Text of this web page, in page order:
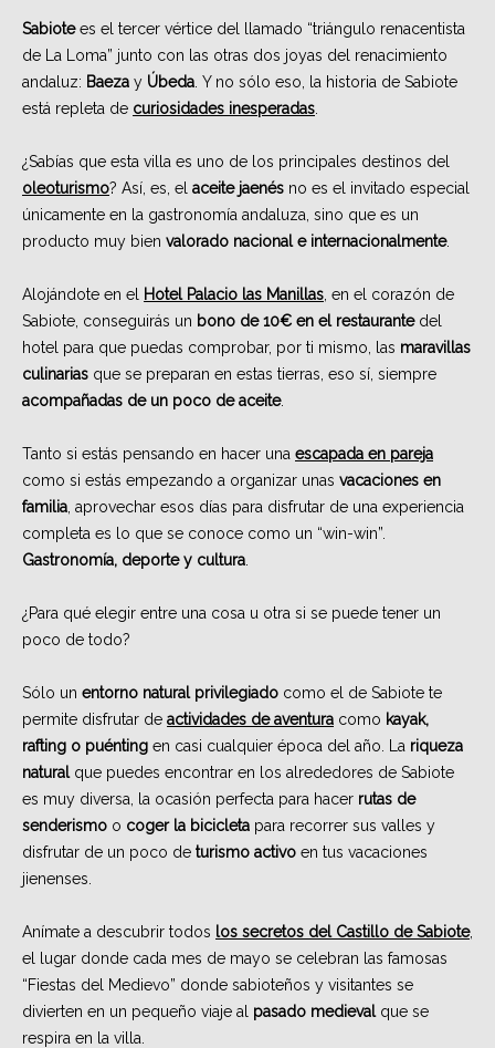
Sabiotees el tercer vértice del llamado “triángulo renacentista
de La Loma” junto con las otras dos joyas del renacimiento
andaluz: Baeza y Úbeda. Y no sólo eso, la historia de Sabiote
está repleta de curiosidades inesperadas.
¿Sabías que esta villa es uno de los principales destinos del
oleoturismo? Así, es, el aceite jaenés no es el invitado especial
únicamente en la gastronomía andaluza, sino que es un
producto muy bien valorado nacional e internacionalmente.
Alojándote en el Hotel Palacio las Manillas, en el corazón de
Sabiote, conseguirás un bono de 10€ en el restaurantedel
hotel para que puedas comprobar, por ti mismo, las maravillas
culinarias que se preparan en estas tierras, eso sí, siempre
acompañadas de un poco de aceite.
Tanto si estás pensando en hacer una escapada en pareja
como si estás empezando a organizar unas vacaciones en
familia, aprovechar esos días para disfrutar de una experiencia
completa es lo que se conoce como un “win-win”.
Gastronomía, deporte y cultura.
¿Para qué elegir entre una cosa u otra si se puede tener un
poco de todo?
Sólo un entorno natural privilegiado como el de Sabiote te
permite disfrutar de actividades de aventura como kayak,
rafting o puénting en casi cualquier época del año. La riqueza
naturalque puedes encontrar en los alrededores de Sabiote
es muy diversa, la ocasión perfecta para hacer rutas de
senderismo o coger la bicicleta para recorrer sus valles y
disfrutar de un poco de turismo activo en tus vacaciones
jienenses.
Anímate a descubrir todos los secretos del Castillo de Sabiote,
el lugar donde cada mes de mayo se celebran las famosas
“Fiestas del Medievo” donde sabioteños y visitantes se
divierten en un pequeño viaje al pasado medievalque se
respira en la villa.